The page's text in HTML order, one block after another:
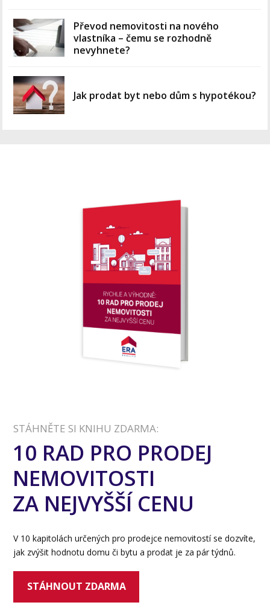
Převod nemovitosti na nového
vlastníka – čemu se rozhodně
nevyhnete?
Jak prodat byt nebo dům s hypotékou?
STÁHNĚTE SI KNIHU ZDARMA:
10 RAD PRO PRODEJ
NEMOVITOSTI
ZA NEJVYŠŠÍ CENU
V 10 kapitolách určených pro prodejce nemovitostí se dozvíte,
jak zvýšit hodnotu domu či bytu a prodat je za pár týdnů.
STÁHNOUT ZDARMA